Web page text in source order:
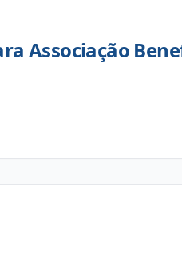
Associação